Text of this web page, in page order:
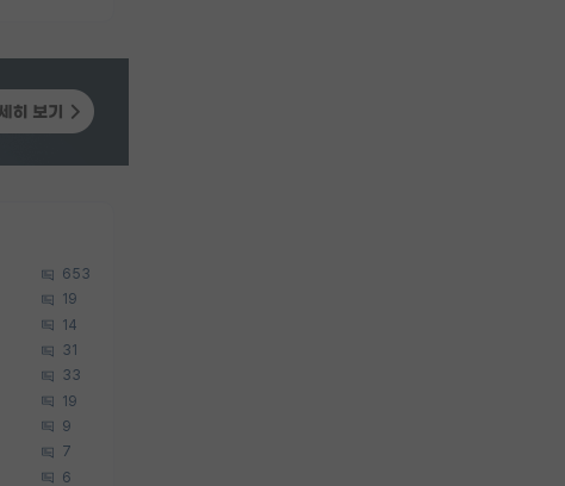
653
19
14
31
33
19
9
7
6